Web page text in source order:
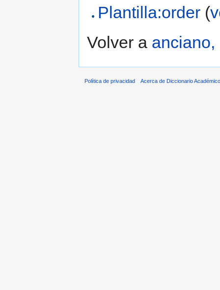
Plantilla:order (
Volver a anciano,
Política de privacidad Acerca de Diccionario